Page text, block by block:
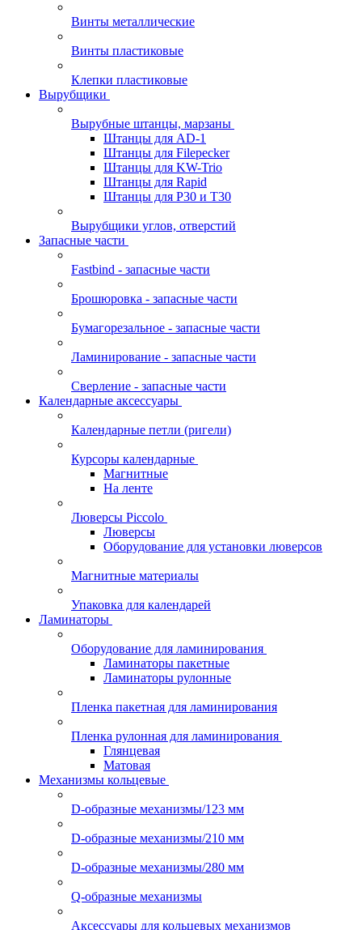
Винты металлические
Винты пластиковые
Клепки пластиковые
Вырубщики
Вырубные штанцы, марзаны
Штанцы для AD-1
Штанцы для Filepecker
Штанцы для KW-Trio
Штанцы для Rapid
Штанцы для Р30 и Т30
Вырубщики углов, отверстий
Запасные части
Fastbind - запасные части
Брошюровка - запасные части
Бумагорезальное - запасные части
Ламинирование - запасные части
Сверление - запасные части
Календарные аксессуары
Календарные петли (ригели)
Курсоры календарные
Магнитные
На ленте
Люверсы Piccolo
Люверсы
Оборудование для установки люверсов
Магнитные материалы
Упаковка для календарей
Ламинаторы
Оборудование для ламинирования
Ламинаторы пакетные
Ламинаторы рулонные
Пленка пакетная для ламинирования
Пленка рулонная для ламинирования
Глянцевая
Матовая
Механизмы кольцевые
D-образные механизмы/123 мм
D-образные механизмы/210 мм
D-образные механизмы/280 мм
Q-образные механизмы
Аксессуары для кольцевых механизмов